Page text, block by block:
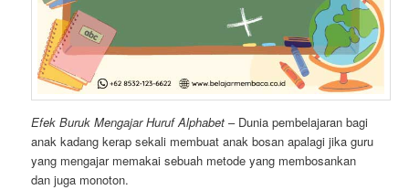
Efek Buruk Mengajar Huruf Alphabet – Dunia pembelajaran bagi
anak kadang kerap sekali membuat anak bosan apalagi jika guru
yang mengajar memakai sebuah metode yang membosankan
dan juga monoton.